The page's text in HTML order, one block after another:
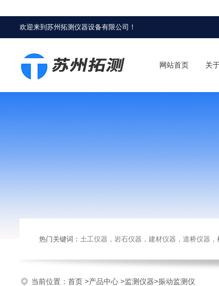
欢迎来到苏州拓测仪器设备有限公司 ！
网站首页 关
热门关键词： 土工仪器，岩石仪器，建材仪器，道桥仪器，检测
当前位置： 首页 >产品中心 >监测仪器>振动监测仪